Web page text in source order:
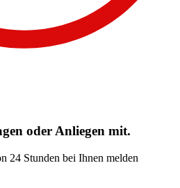
oder Anliegen mit.
24 Stunden bei Ihnen melden